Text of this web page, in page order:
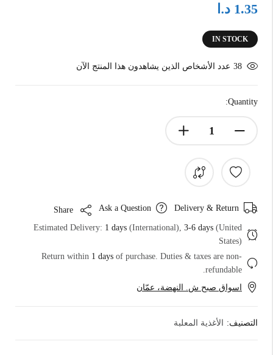
1.35 د.ا
IN STOCK
38 عدد الأشخاص الذين يشاهدون هذا المنتج الآن
Quantity:
Delivery & Return
Ask a Question
Estimated Delivery: 1 days (International), 3-6 days (United
States)
Return within 1 days of purchase. Duties & taxes are non-
refundable.
اسواق صبح ش. النهضة، عمّان
التصنيف: الأغذية المعلبة